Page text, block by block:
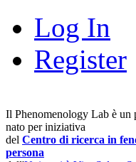
Log In
Register
Il Phenomenology Lab è un
nato per iniziativa
del Centro di ricerca in
persona